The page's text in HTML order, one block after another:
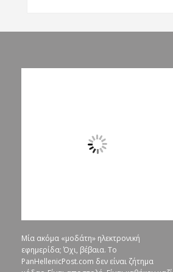
Μία ακόμα «μοδάτη» ηλεκτρονική
εφημερίδα; Όχι, βέβαια. To
PanHellenicPost.com δεν είναι ζήτημα